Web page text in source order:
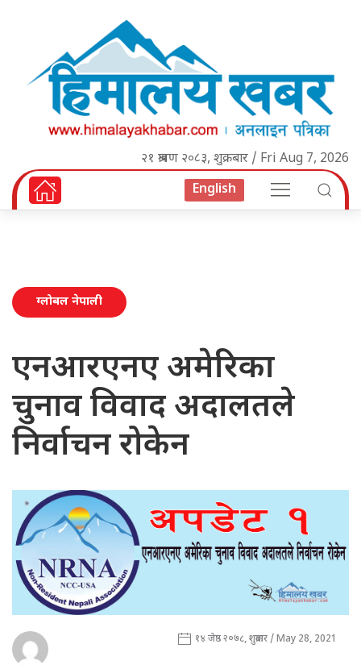
२१ श्रावण २०८३, शुक्रबार / Fri Aug 7, 2026
English
ग्लोबल नेपाली
एनआरएनए अमेरिका
चुनाव विवाद अदालतले
निर्वाचन रोकेन
१४ जेष्ठ २०७८, शुक्रबार / May 28, 2021